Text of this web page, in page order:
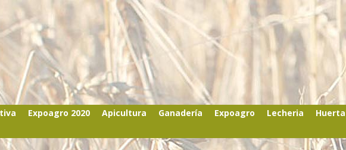
Expoagro 2020 Apicultura Ganadería Expoagro Lecheria